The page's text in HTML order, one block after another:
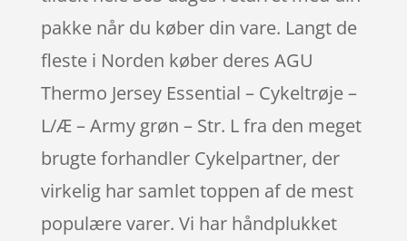
pakke når du køber din vare. Langt de
fleste i Norden køber deres AGU
Thermo Jersey Essential – Cykeltrøje –
L/Æ – Army grøn – Str. L fra den meget
brugte forhandler Cykelpartner, der
virkelig har samlet toppen af de mest
populære varer. Vi har håndplukket